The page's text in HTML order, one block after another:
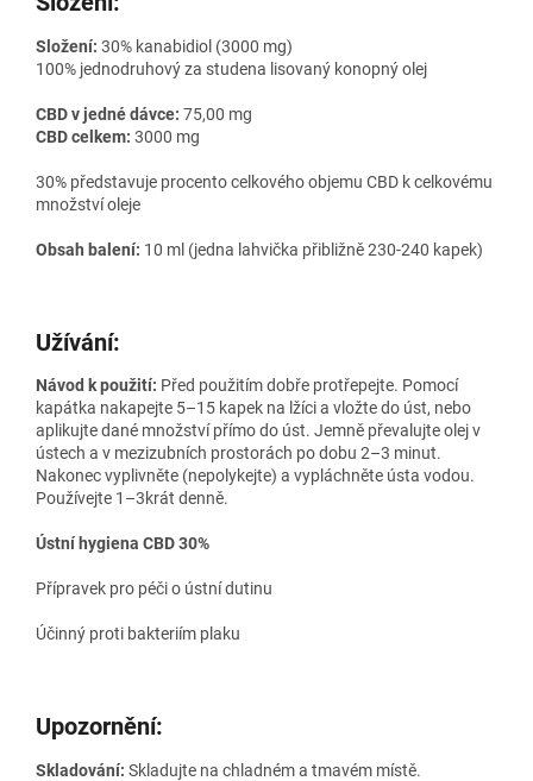
Složení: 30% kanabidiol (3000 mg)
100% jednodruhový za studena lisovaný konopný olej
CBD v jedné dávce: 75,00 mg
CBD celkem: 3000 mg
30% představuje procento celkového objemu CBD k celkovému
množství oleje
Obsah balení: 10 ml (jedna lahvička přibližně 230-240 kapek)
Užívání:
Návod k použití: Před použitím dobře protřepejte. Pomocí
kapátka nakapejte 5–15 kapek na lžíci a vložte do úst, nebo
aplikujte dané množství přímo do úst. Jemně převalujte olej v
ústech a v mezizubních prostorách po dobu 2–3 minut.
Nakonec vyplivněte (nepolykejte) a vypláchněte ústa vodou.
Používejte 1–3krát denně.
Ústní hygiena CBD 30%
Přípravek pro péči o ústní dutinu
Účinný proti bakteriím plaku
Upozornění:
Skladování: Skladujte na chladném a tmavém místě.